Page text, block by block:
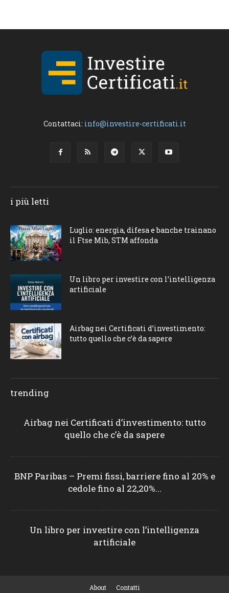
Contattaci: info@investire-certificati.it
i più letti
Luglio: energia, difesa e banche trainano
il Ftse Mib, STM affonda
Un libro per investire con l’intelligenza
artificiale
Airbag nei Certificati d’investimento:
tutto quello che c’è da sapere
trending
Airbag nei Certificati d’investimento: tutto
quello che c’è da sapere
BNP Paribas – Premi fissi, barriere fino al 20% e
cedole fino al 22,20%...
Un libro per investire con l’intelligenza
artificiale
About Contatti